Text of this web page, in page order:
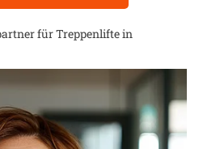
für Treppenlifte in